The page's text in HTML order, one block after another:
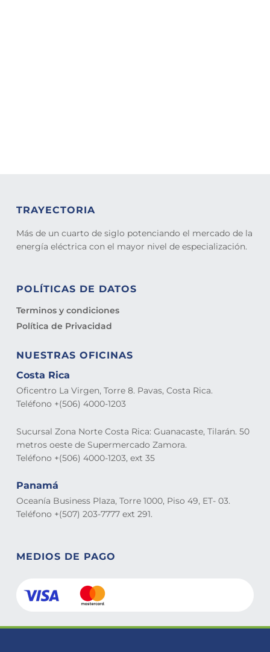
TRAYECTORIA
Más de un cuarto de siglo potenciando el mercado de la
energía eléctrica con el mayor nivel de especialización.
POLÍTICAS DE DATOS
Terminos y condiciones
Política de Privacidad
NUESTRAS OFICINAS
Costa Rica
Oficentro La Virgen, Torre 8. Pavas, Costa Rica.
Teléfono +(506) 4000-1203
Sucursal Zona Norte Costa Rica: Guanacaste, Tilarán. 50
metros oeste de Supermercado Zamora.
Teléfono +(506) 4000-1203, ext 35
Panamá
Oceanía Business Plaza, Torre 1000, Piso 49, ET- 03.
Teléfono +(507) 203-7777 ext 291.
MEDIOS DE PAGO